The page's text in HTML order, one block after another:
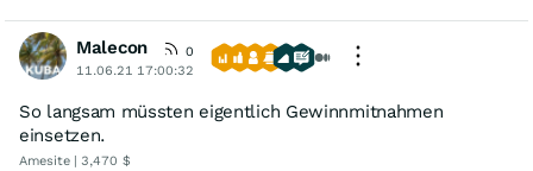
Malecon
0
11.06.21 17:00:32
So langsam müssten eigentlich Gewinnmitnahmen
einsetzen.
Amesite | 3,470 $